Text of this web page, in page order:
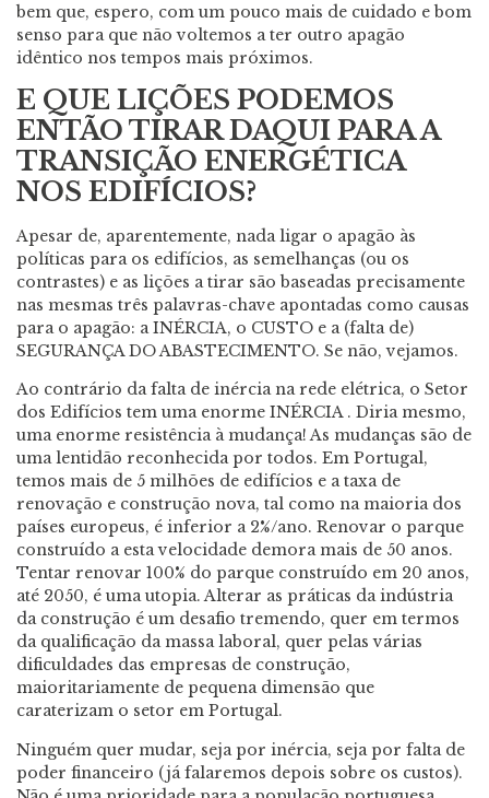
bem que, espero, com um pouco mais de cuidado e bom
senso para que não voltemos a ter outro apagão
idêntico nos tempos mais próximos.
E QUE LIÇÕES PODEMOS
ENTÃO TIRAR DAQUI PARA A
TRANSIÇÃO ENERGÉTICA
NOS EDIFÍCIOS?
Apesar de, aparentemente, nada ligar o apagão às
políticas para os edifícios, as semelhanças (ou os
contrastes) e as lições a tirar são baseadas precisamente
nas mesmas três palavras-chave apontadas como causas
para o apagão: a INÉRCIA, o CUSTO e a (falta de)
SEGURANÇA DO ABASTECIMENTO. Se não, vejamos.
Ao contrário da falta de inércia na rede elétrica, o Setor
dos Edifícios tem uma enorme INÉRCIA . Diria mesmo,
uma enorme resistência à mudança! As mudanças são de
uma lentidão reconhecida por todos. Em Portugal,
temos mais de 5 milhões de edifícios e a taxa de
renovação e construção nova, tal como na maioria dos
países europeus, é inferior a 2%/ano. Renovar o parque
construído a esta velocidade demora mais de 50 anos.
Tentar renovar 100% do parque construído em 20 anos,
até 2050, é uma utopia. Alterar as práticas da indústria
da construção é um desafio tremendo, quer em termos
da qualificação da massa laboral, quer pelas várias
dificuldades das empresas de construção,
maioritariamente de pequena dimensão que
caraterizam o setor em Portugal.
Ninguém quer mudar, seja por inércia, seja por falta de
poder financeiro (já falaremos depois sobre os custos).